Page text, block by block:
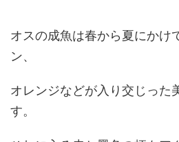
オスの成魚は春から夏にかけ
ン、
オレンジなどが入り交じった
す。